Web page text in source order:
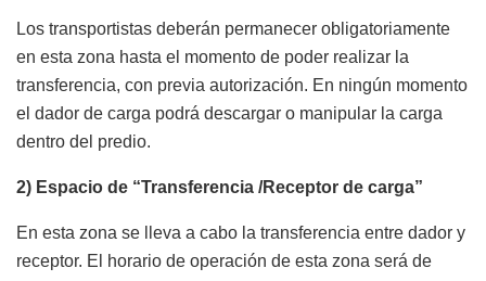
Los transportistas deberán permanecer obligatoriamente
en esta zona hasta el momento de poder realizar la
transferencia, con previa autorización. En ningún momento
el dador de carga podrá descargar o manipular la carga
dentro del predio.
2) Espacio de “Transferencia /Receptor de carga”
En esta zona se lleva a cabo la transferencia entre dador y
receptor. El horario de operación de esta zona será de